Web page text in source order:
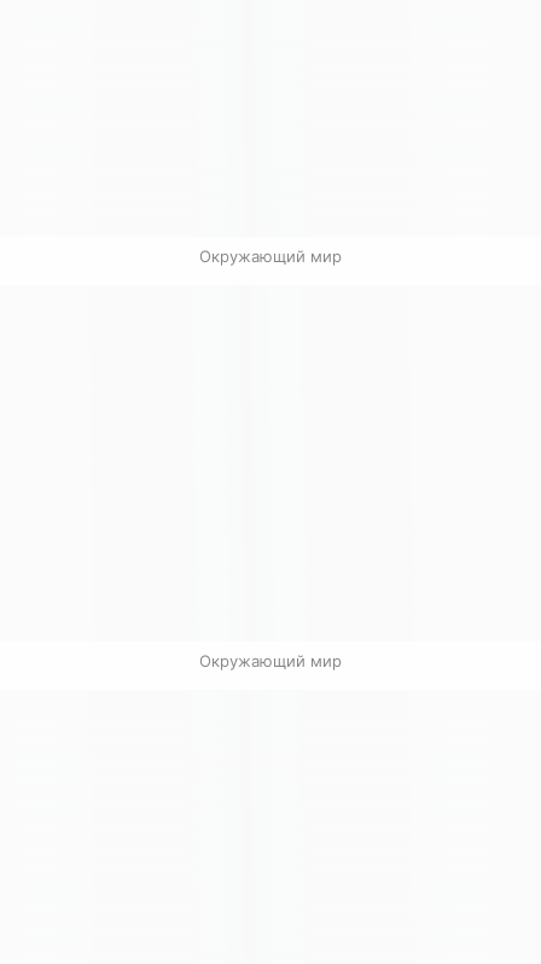
Окружающий мир
Окружающий мир